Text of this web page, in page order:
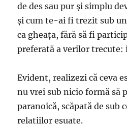
de des sau pur şi simplu
şi cum te-ai fi trezit sub un
ca gheaţa, fără să fi
preferată a verilor trecute:
Evident, realizezi că ceva
nu vrei sub nicio formă să
paranoică, scăpată de sub
relaţiilor eşuate.